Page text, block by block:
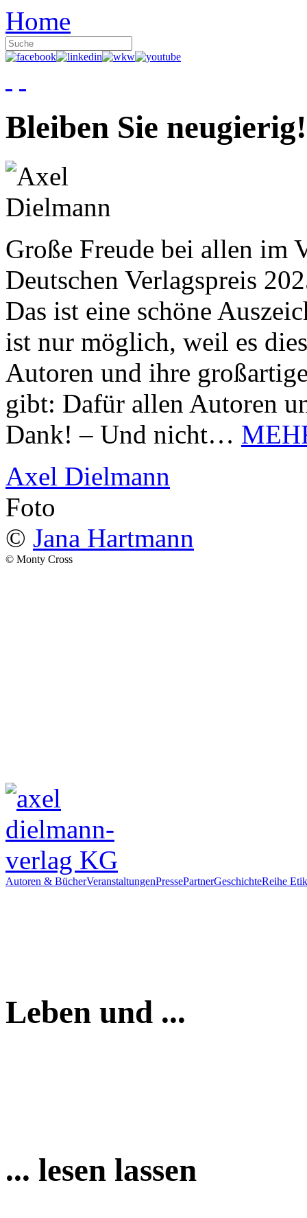
Home
Bleiben Sie neugierig!
Große Freude bei allen im
Deutschen Verlagspreis
Das ist eine schöne
ist nur möglich, weil es
Autoren und ihre
gibt: Dafür allen Autoren
Dank! – Und nicht…
Axel Dielmann
Foto
© Jana Hartmann
© Monty Cross
Autoren & BücherVeranstaltungenPressePartnerGeschichteReihe
Leben und ...
... lesen lassen